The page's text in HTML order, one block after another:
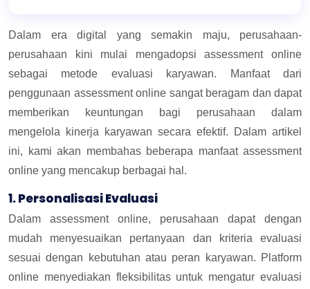
Dalam era digital yang semakin maju, perusahaan-
perusahaan kini mulai mengadopsi assessment online
sebagai metode evaluasi karyawan. Manfaat dari
penggunaan assessment online sangat beragam dan dapat
memberikan keuntungan bagi perusahaan dalam
mengelola kinerja karyawan secara efektif. Dalam artikel
ini, kami akan membahas beberapa manfaat assessment
online yang mencakup berbagai hal.
1. Personalisasi Evaluasi
Dalam assessment online, perusahaan dapat dengan
mudah menyesuaikan pertanyaan dan kriteria evaluasi
sesuai dengan kebutuhan atau peran karyawan. Platform
online menyediakan fleksibilitas untuk mengatur evaluasi